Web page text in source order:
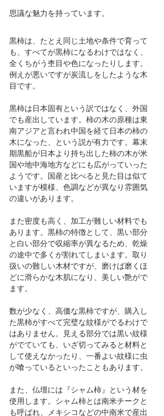
思議な魅力を持っています。
黒柿は、たとえ同じ土地や条件で育って
も、すべてが黒柿になるわけではなく、
全くちがう杢目や色になったりします。
例えが悪いですが炭流しをしたような木
目です。
黒柿は日本固有という訳ではなく、外国
でも産出しています。柿の木の原種は東
南アジアと言われ中国を経て日本の柿の
木になった、という説が有力です。幕末
期黒船が日本より持ち出した柿の木が米
国や地中海地方などにも広がっていった
ようです。国産と比べると見た目は似て
いますが模様、色調などが異なり雰囲気
の違いがあります。
また密度も高く、加工が難しい材料でも
あります。黒柿の特徴として、黒い部分
と白い部分で収縮率が異なるため、乾燥
の途中で多くが割れてしまいます。取り
扱いの難しい木材ですが、磨けば磨くほ
どに滑らかな木肌になり、美しい艶がで
ます。
数が少なく、高価な黒柿ですが、購入し
た黒柿がすべて完璧な紋様がでるわけで
はありません。見える部分では黒い紋様
がでていても、いざ切ってみると材料と
して使えなかったり、一番よい紋様に虫
が喰っているといったこともあります。
また、仏壇には『シャム柿』という材を
使用します。シャム柿とは南米チークと
も呼ばれ、メキシコなどの中南米で産出